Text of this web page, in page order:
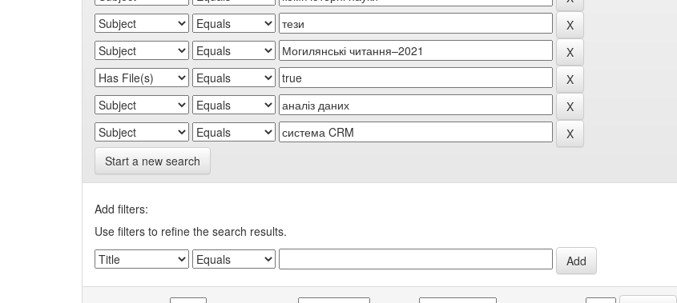
Start a new search
Add filters:
Use filters to refine the search results.